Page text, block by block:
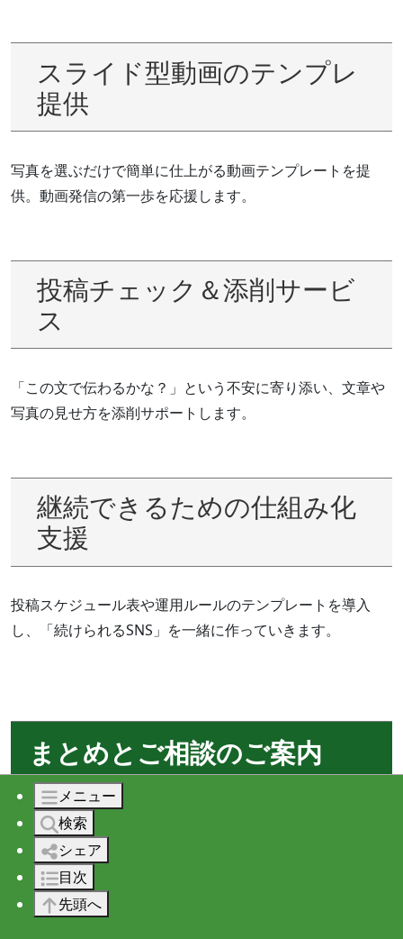
スライド型動画のテンプレ
提供
写真を選ぶだけで簡単に仕上がる動画テンプレートを提
供。動画発信の第一歩を応援します。
投稿チェック＆添削サービ
ス
「この文で伝わるかな？」という不安に寄り添い、文章や
写真の見せ方を添削サポートします。
継続できるための仕組み化
支援
投稿スケジュール表や運用ルールのテンプレートを導入
し、「続けられるSNS」を一緒に作っていきます。
まとめとご相談のご案内
メニュー
検索
シェア
目次
先頭へ